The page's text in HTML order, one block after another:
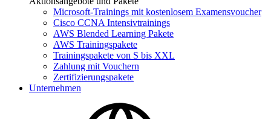
Microsoft-Trainings mit kostenlosem Examensvoucher
Cisco CCNA Intensivtrainings
AWS Blended Learning Pakete
AWS Trainingspakete
Trainingspakete von S bis XXL
Zahlung mit Vouchern
Zertifizierungspakete
Unternehmen